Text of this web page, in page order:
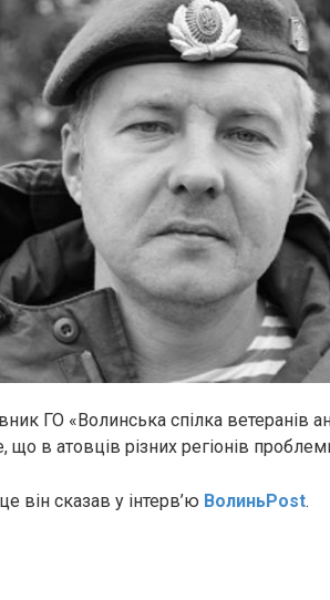
ГО «Волинська спілка ветеранів
що в атовців різних регіонів
він сказав у інтерв’ю ВолиньPost.